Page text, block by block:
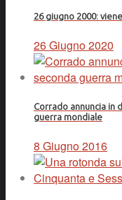
26 giugno 2000:
26 Giugno 2020
Corrado annuncia in
guerra mondiale
8 Giugno 2016